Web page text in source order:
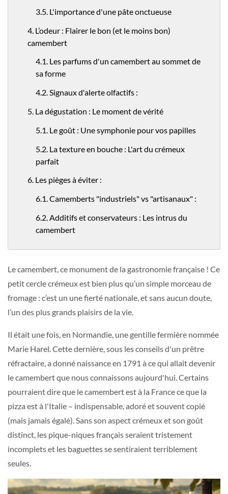
3.5. L'importance d'une pâte onctueuse
4. L’odeur : Flairer le bon (et le moins bon)
camembert
4.1. Les parfums d'un camembert au sommet de
sa forme
4.2. Signaux d'alerte olfactifs :
5. La dégustation : Le moment de vérité
5.1. Le goût : Une symphonie pour vos papilles
5.2. La texture en bouche : L'art du crémeux
parfait
6. Les pièges à éviter :
6.1. Camemberts "industriels" vs "artisanaux" :
6.2. Additifs et conservateurs : Les intrus du
camembert
Le camembert, ce monument de la gastronomie française ! Ce
petit cercle crémeux est bien plus qu’un simple morceau de
fromage : c’est un une fierté nationale, et sans aucun doute,
l’un des plus grands plaisirs de la vie.
Il était une fois, en Normandie, une gentille fermière nommée
Marie Harel. Cette dernière, sous les conseils d'un prêtre
réfractaire, a donné naissance en 1791 à ce qui allait devenir
le camembert que nous connaissons aujourd'hui. Certains
pourraient dire que le camembert est à la France ce que la
pizza est à l'Italie – indispensable, adoré et souvent copié
(mais jamais égalé). Sans son aspect crémeux et son goût
distinct, les pique-niques français seraient tristement
incomplets et les baguettes se sentiraient terriblement
seules.